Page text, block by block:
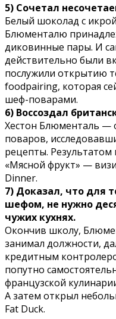
5) Сочетал
Белый шоколад с
Блюменталю
диковинные пары. И
действительно были
послужили открытию
foodpairing, которая
шеф-поварами.
6) Воссоздал
Хестон Блюменталь —
поваров,
рецепты. Результатом
«Мясной фрукт» —
Dinner.
7) Доказал, что для
шефом, не нужно
чужих кухнях.
Окончив школу,
занимал должности,
кредитным
попутно
французской
А затем открыл
Fat Duck.